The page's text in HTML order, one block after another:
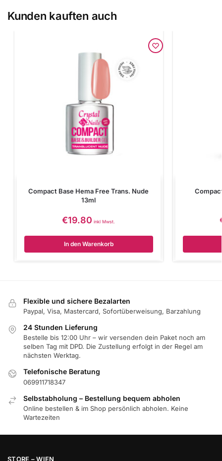
Kunden kauften auch
Compact Base Hema Free Trans. Nude
13ml
€19.80 inkl Mwst.
In den Warenkorb
Flexible und sichere Bezalarten
Paypal, Visa, Mastercard, Sofortüberweisung, Barzahlung
24 Stunden Lieferung
Bestelle bis 12:00 Uhr – wir versenden dein Paket noch am
selben Tag mit DPD. Die Zustellung erfolgt in der Regel am
nächsten Werktag.
Telefonische Beratung
069911718347
Selbstabholung – Bestellung bequem abholen
Online bestellen & im Shop persönlich abholen. Keine
Wartezeiten
STORE – WIEN